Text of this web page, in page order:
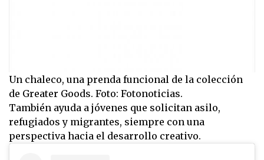
Un chaleco, una prenda funcional de la colección
de Greater Goods. Foto: Fotonoticias.
También ayuda a jóvenes que solicitan asilo,
refugiados y migrantes, siempre con una
perspectiva hacia el desarrollo creativo.